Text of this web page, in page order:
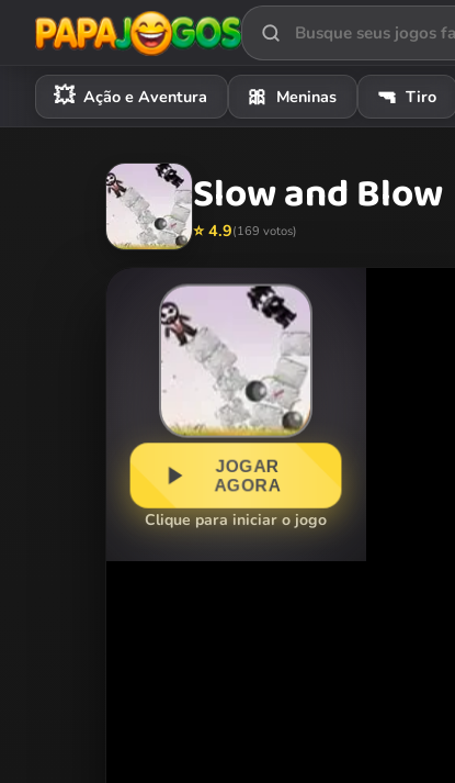
💥 Ação e Aventura 🎀 Meninas 🔫 Tiro
Slow and Blow
⭐ 4.9(169 votos)
JOGAR
AGORA
Clique para iniciar o jogo